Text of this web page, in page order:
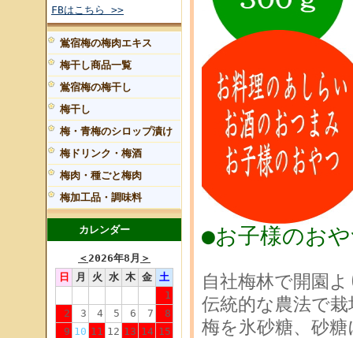
FBはこちら >>
鴬宿梅の梅肉エキス
梅干し商品一覧
鴬宿梅の梅干し
梅干し
梅・青梅のシロップ漬け
梅ドリンク・梅酒
梅肉・種ごと梅肉
梅加工品・調味料
カレンダー
＜2026年8月 ＞
日
月 火 水 木 金 土
1
2
3 4 5 6 7
8
9 10 11 12 13 14 15
●お子様のお
自社梅林で開園
伝統的な農法で
梅を氷砂糖、砂